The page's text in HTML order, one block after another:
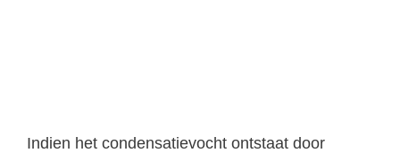
Indien het condensatievocht ontstaat door